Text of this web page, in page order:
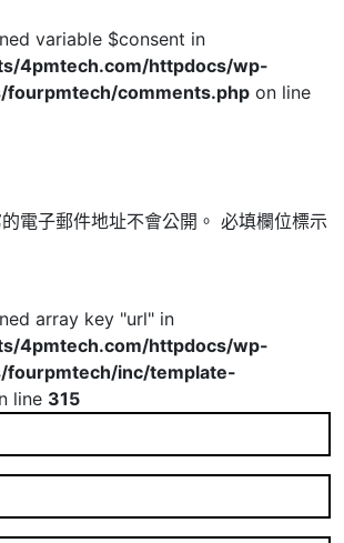
variable $consent in
4pmtech.com/httpdocs/wp-
comments.php on line
電子郵件地址不會公開。 必填欄位標示
array key "url" in
4pmtech.com/httpdocs/wp-
fourpmtech/inc/template-
line 315